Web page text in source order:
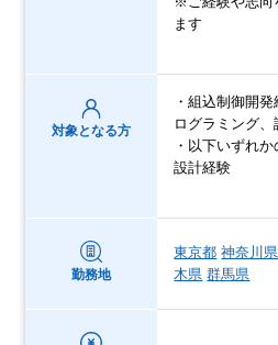
ます
対象となる方
・組込制御開
ログラミング、
・以下いずれ
設計経験
勤務地
東京都 神奈川県
木県 群馬県